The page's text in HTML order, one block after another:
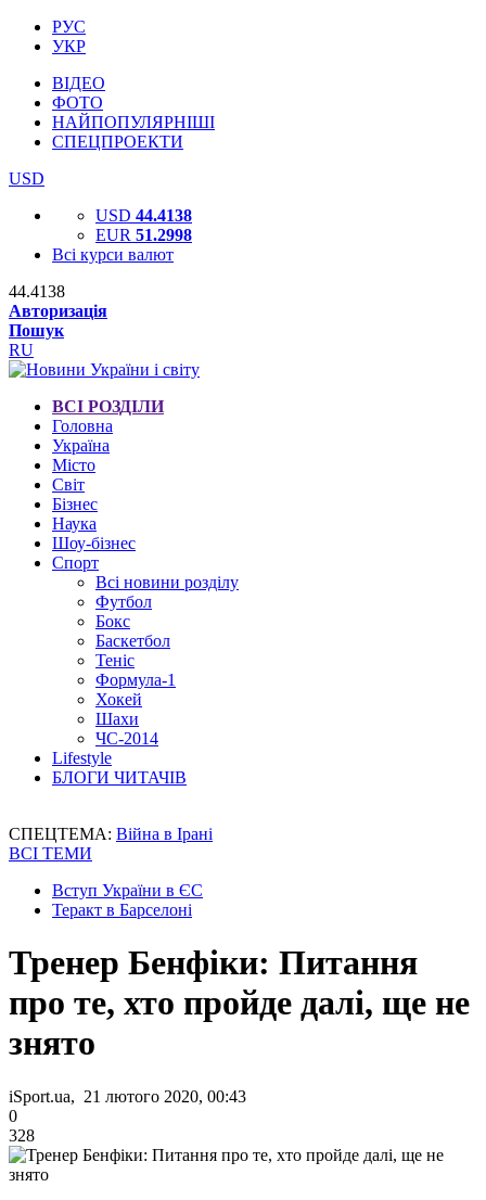
РУС
УКР
ВІДЕО
ФОТО
НАЙПОПУЛЯРНІШІ
СПЕЦПРОЕКТИ
USD
USD 44.4138
EUR 51.2998
Всі курси валют
44.4138
Авторизація
Пошук
RU
ВСІ РОЗДІЛИ
Головна
Україна
Місто
Світ
Бізнес
Наука
Шоу-бізнес
Спорт
Всі новини розділу
Футбол
Бокс
Баскетбол
Теніс
Формула-1
Хокей
Шахи
ЧС-2014
Lifestyle
БЛОГИ ЧИТАЧІВ
СПЕЦТЕМА: Війна в Ірані
ВСІ ТЕМИ
Вступ України в ЄС
Теракт в Барселоні
Тренер Бенфіки: Питання
про те, хто пройде далі, ще не
знято
iSport.ua, 21 лютого 2020, 00:43
0
328